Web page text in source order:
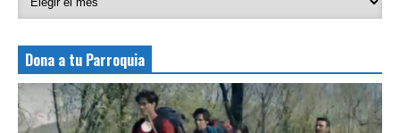
Dona a tu Parroquia